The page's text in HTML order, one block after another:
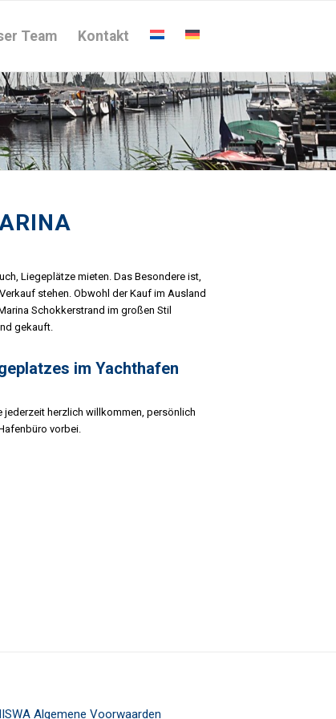
Team Kontakt
Liegeplätze mieten. Das Besondere ist,
stehen. Obwohl der Kauf im Ausland
Schokkerstrand im großen Stil
gekauft.
im Yachthafen
jederzeit herzlich willkommen, persönlich
vorbei.
Algemene Voorwaarden